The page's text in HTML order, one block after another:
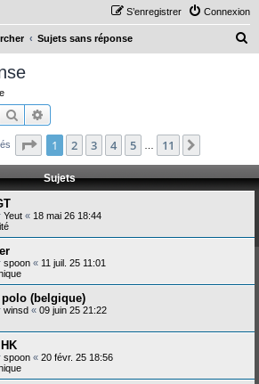
Connexion
S’enregistrer
Sujets sans réponse
c
h
Rechercher
Page 1sur11
1 2 3 4 5 11
Sujets
Yeut « 18 mai 26 18:44
spoon « 11 juil. 25 11:01
(belgique)
winsd « 09 juin 25 21:22
spoon « 20 févr. 25 18:56